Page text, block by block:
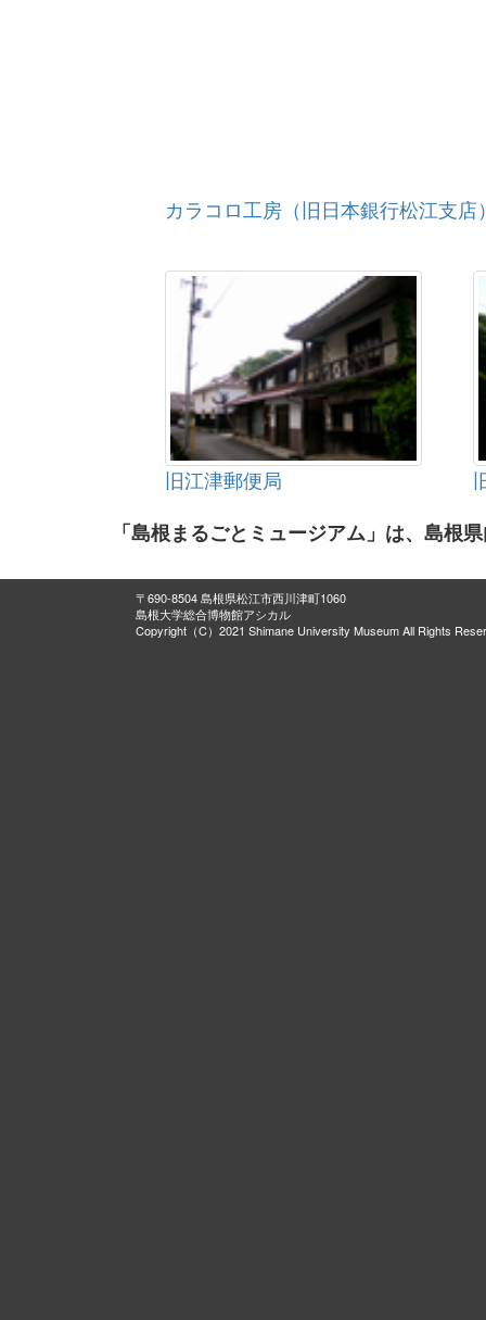
カラコロ工房（旧日本銀行松江支店
旧江津郵便局
「島根まるごとミュージアム」は、島根
〒690-8504 島根県松江市西川津町1060
島根大学総合博物館アシカル
Copyright（C）2021 Shimane University Museum All Rights